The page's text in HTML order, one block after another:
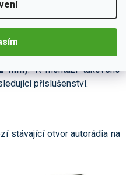
standardníhoautorádia
mm). K montáži takového
příslušenství.
stávající otvor autorádia na